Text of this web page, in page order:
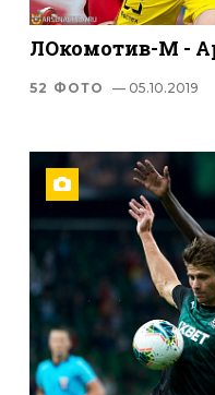
ЛОкомотив-М -
52 ФОТО — 05.10.2019